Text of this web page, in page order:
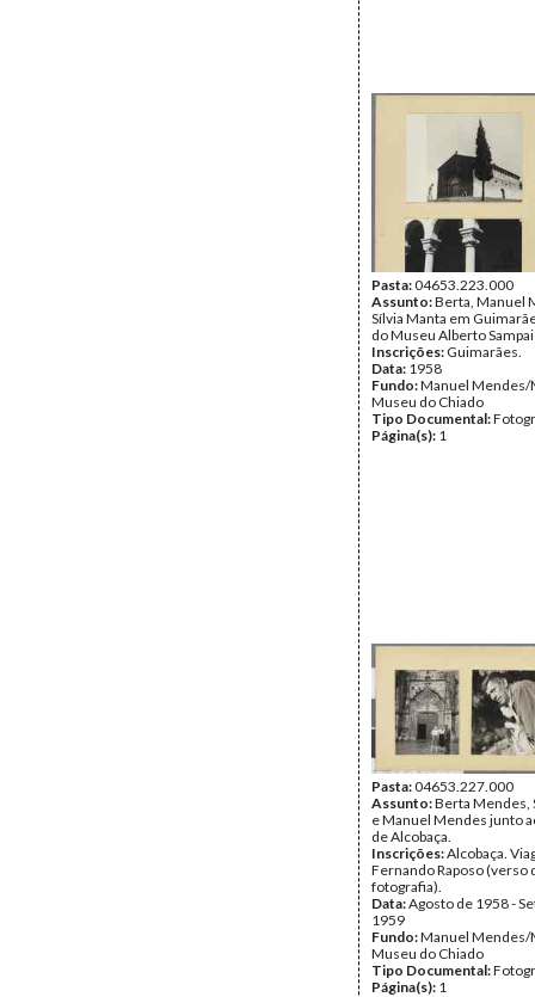
Pasta:04653.223.000
Assunto:Berta, Manuel
Sílvia Manta em
do Museu Alberto
Inscrições: Guimarães.
Data: 1958
Fundo:Manuel Mendes/
Museu do Chiado
Tipo Documental:
Página(s): 1
Pasta:04653.227.000
Assunto:Berta Mendes,
e Manuel Mendes junto
de Alcobaça.
Inscrições:Alcobaça.
Fernando Raposo (verso
fotografia).
Data:Agosto de 1958 -
1959
Fundo:Manuel Mendes/
Museu do Chiado
Tipo Documental:
Página(s): 1